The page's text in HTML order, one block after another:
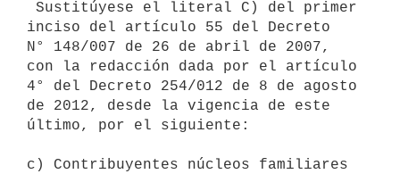
inciso del artículo 55 del Decreto
N° 148/007 de 26 de abril de 2007,
con la redacción dada por el artículo
4° del Decreto 254/012 de 8 de agosto
de 2012, desde la vigencia de este
último, por el siguiente:
c) Contribuyentes núcleos familiares